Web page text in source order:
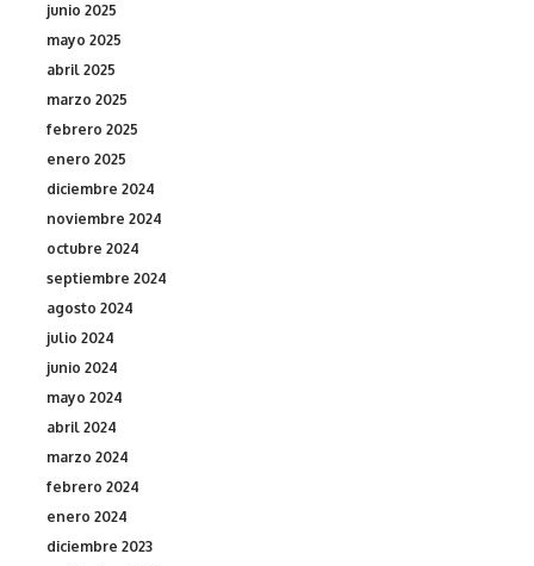
junio 2025
mayo 2025
abril 2025
marzo 2025
febrero 2025
enero 2025
diciembre 2024
noviembre 2024
octubre 2024
septiembre 2024
agosto 2024
julio 2024
junio 2024
mayo 2024
abril 2024
marzo 2024
febrero 2024
enero 2024
diciembre 2023